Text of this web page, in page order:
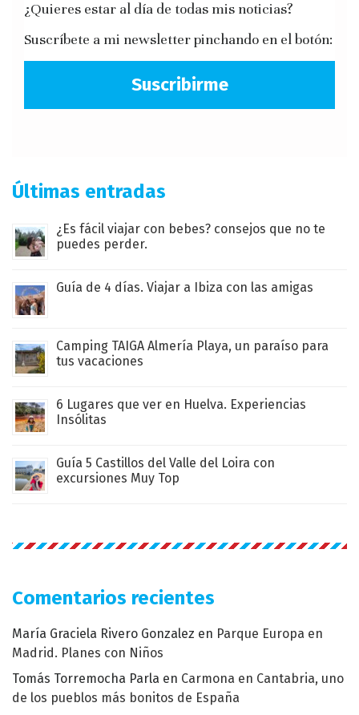
¿Quieres estar al día de todas mis noticias?
Suscríbete a mi newsletter pinchando en el botón:
Suscribirme
Últimas entradas
¿Es fácil viajar con bebes? consejos que no te
puedes perder.
Guía de 4 días. Viajar a Ibiza con las amigas
Camping TAIGA Almería Playa, un paraíso para
tus vacaciones
6 Lugares que ver en Huelva. Experiencias
Insólitas
Guía 5 Castillos del Valle del Loira con
excursiones Muy Top
Comentarios recientes
María Graciela Rivero Gonzalez en Parque Europa en
Madrid. Planes con Niños
Tomás Torremocha Parla en Carmona en Cantabria, uno
de los pueblos más bonitos de España